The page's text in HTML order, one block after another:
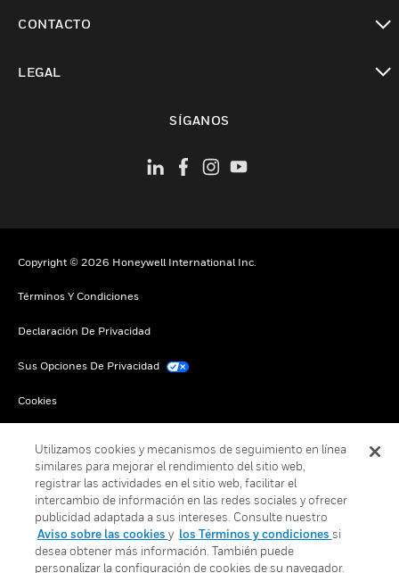
CONTACTO
LEGAL
SÍGANOS
Copyright © 2026 Honeywell International Inc.
Términos Y Condiciones
Declaración De Privacidad
Sus Opciones De Privacidad
Cookies
Utilizamos cookies y mecanismos de seguimiento en línea
similares para mejorar el rendimiento del sitio web,
registrar las actividades en el sitio web, facilitar el
intercambio de información en las redes sociales y ofrecer
publicidad adaptada a sus intereses. Consulte nuestro
Aviso sobre las cookies y los Términos y condiciones si
desea obtener más información. También puede
personalizar la configuración de cookies de su navegador.